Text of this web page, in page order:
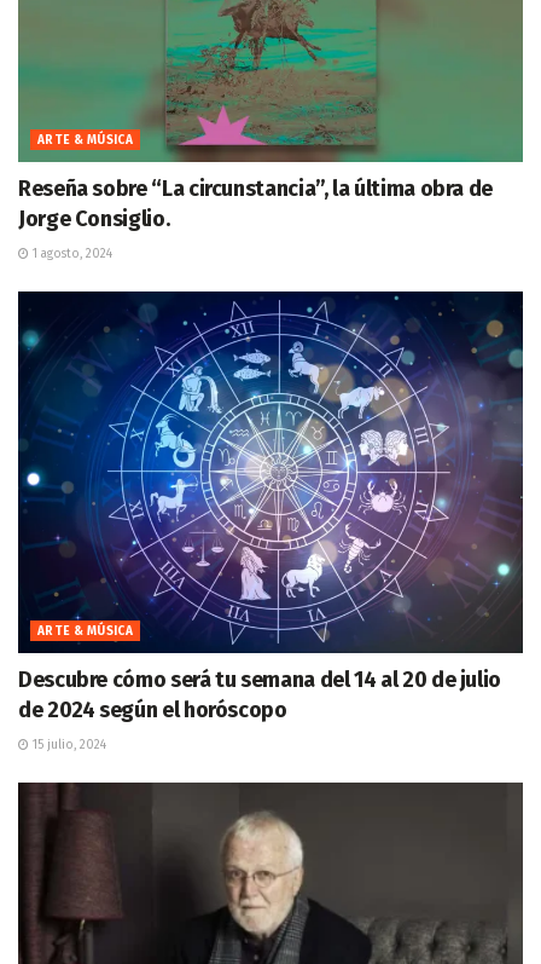
ARTE & MÚSICA
Reseña sobre “La circunstancia”, la última obra de
Jorge Consiglio.
1 agosto, 2024
ARTE & MÚSICA
Descubre cómo será tu semana del 14 al 20 de julio
de 2024 según el horóscopo
15 julio, 2024